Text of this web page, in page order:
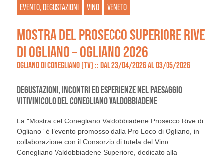
EVENTO, DEGUSTAZIONI
VINO VENETO
MOSTRA DEL PROSECCO SUPERIORE RIVE
DI OGLIANO – OGLIANO 2026
OGLIANO DI CONEGLIANO (TV) :: DAL 23/04/2026 AL 03/05/2026
DEGUSTAZIONI, INCONTRI ED ESPERIENZE NEL PAESAGGIO
VITIVINICOLO DEL CONEGLIANO VALDOBBIADENE
La “Mostra del Conegliano Valdobbiadene Prosecco Rive di
Ogliano” è l’evento promosso dalla Pro Loco di Ogliano, in
collaborazione con il Consorzio di tutela del Vino
Conegliano Valdobbiadene Superiore, dedicato alla